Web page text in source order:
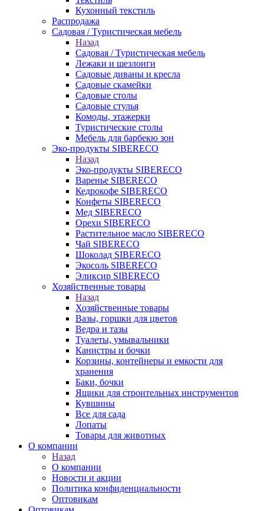
Кухонный текстиль
Распродажа
Садовая / Туристическая мебель
Назад
Садовая / Туристическая мебель
Лежаки и шезлонги
Садовые диваны и кресла
Садовые скамейки
Садовые столы
Садовые стулья
Комоды, этажерки
Туристические столы
Мебель для барбекю зон
Эко-продукты SIBERECO
Назад
Эко-продукты SIBERECO
Варенье SIBERECO
Кедрокофе SIBERECO
Конфеты SIBERECO
Мед SIBERECO
Орехи SIBERECO
Растительное масло SIBERECO
Чай SIBERECO
Шоколад SIBERECO
Экосоль SIBERECO
Эликсир SIBERECO
Хозяйственные товары
Назад
Хозяйственные товары
Вазы, горшки для цветов
Ведра и тазы
Туалеты, умывальники
Канистры и бочки
Корзины, контейнеры и емкости для
хранения
Баки, бочки
Ящики для строительных инструментов
Кувшины
Все для сада
Лопаты
Товары для животных
О компании
Назад
О компании
Новости и акции
Политика конфиденциальности
Оптовикам